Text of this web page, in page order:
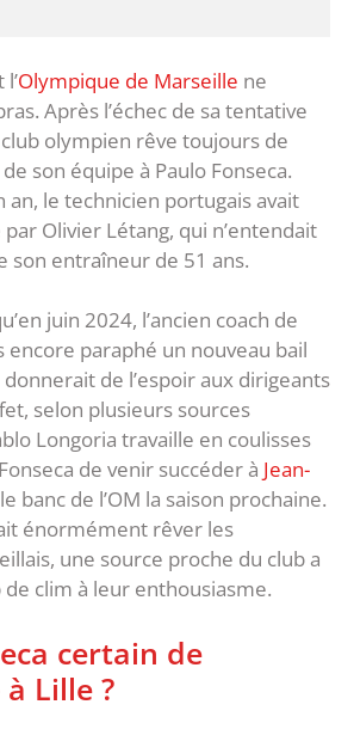
Olympique de Marseille ne
Après l’échec de sa tentative
club olympien rêve toujours de
son équipe à Paulo Fonseca.
an, le technicien portugais avait
Olivier Létang, qui n’entendait
son entraîneur de 51 ans.
juin 2024, l’ancien coach de
encore paraphé un nouveau bail
de l’espoir aux dirigeants
selon plusieurs sources
Longoria travaille en coulisses
de venir succéder à Jean-
banc de l’OM la saison prochaine.
énormément rêver les
une source proche du club a
clim à leur enthousiasme.
certain de
Lille ?